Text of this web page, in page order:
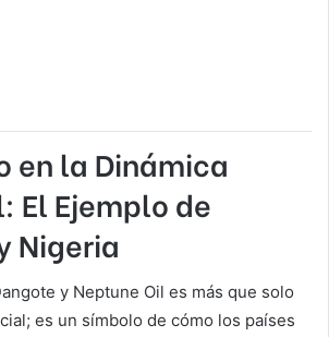
en la Dinámica
El Ejemplo de
Nigeria
y Neptune Oil es más que solo
es un símbolo de cómo los países